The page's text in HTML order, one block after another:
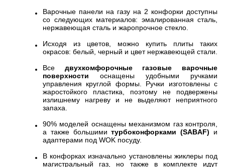
Варочные панели на газу на 2 конфорки доступны
со следующих материалов: эмалированная сталь,
нержавеющая сталь и жаропрочное стекло.
Исходя из цветов, можно купить плиты таких
окрасов: белый, черный и цвет нержавеющей стали.
Все двухкомфорочные газовые варочные
поверхности оснащены удобными ручками
управления круглой формы. Ручки изготовлены с
жаростойкого пластика, поэтому не подвержены
излишнему нагреву и не выделяют неприятного
запаха.
90% моделей оснащены механизмом газ контроля,
а также большимитурбоконфорками (SABAF) и
адаптерами под WOK посуду.
В конфорках изначально установлены жиклеры под
магистральный газ, но также в комплекте идут